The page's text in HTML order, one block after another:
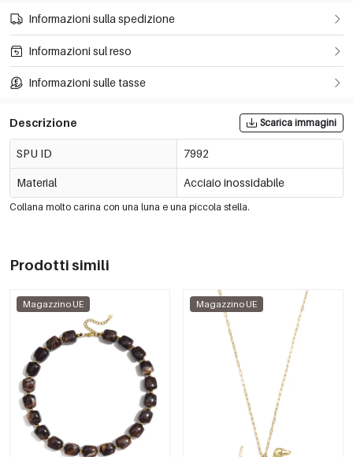
Informazioni sulla spedizione
Informazioni sul reso
Informazioni sulle tasse
Descrizione Scarica immagini
SPU ID 7992
Material Acciaio inossidabile
Collana molto carina con una luna e una piccola stella.
Prodotti simili
Magazzino UE Magazzino UE